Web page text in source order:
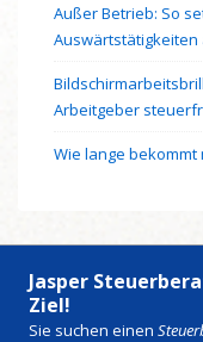
Außer Betrieb: So
Auswärtstätigkeiten
Arbeitgeber
Wie lange bekommt
Jasper
Ziel!
Sie suchen einen